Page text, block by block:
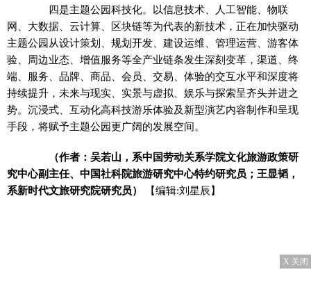
四是主题公园科技化。以信息技术、人工智能、物联
网、大数据、云计算、区块链等为代表的新技术，正在加快驱动
主题公园从设计策划、规划开发、建设运维、管理运营、游客体
验、周边业态、增值服务等全产业链条发生深刻变革，渠道、终
端、服务、品牌、商品、会员、交易、体验的交互水平和深度将
持续提升，未来与现实、实景与虚拟、娱乐与探索呈齐头并进之
势。沉浸式、互动化高科技游乐体验及新型演艺内容制作和呈现
手段，将赋予主题公园更广阔的发展空间。
（作者：吴若山，系中国劳动关系学院文化旅游政策研
究中心副主任、中国社科院旅游研究中心特约研究员；王显韬，
系新时代文旅研究院研究员）
【编辑:刘星辰】
X 关闭